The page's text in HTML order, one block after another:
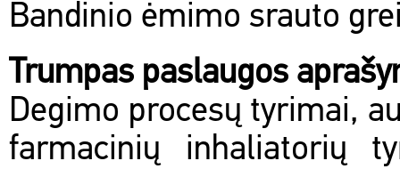
Bandinio ėmimo srauto
Trumpas paslaugos
Degimo procesų tyrimai,
farmacinių inhaliatorių